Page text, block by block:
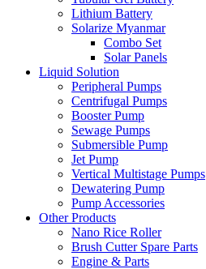
Lithium Battery
Solarize Myanmar
Combo Set
Solar Panels
Liquid Solution
Peripheral Pumps
Centrifugal Pumps
Booster Pump
Sewage Pumps
Submersible Pump
Jet Pump
Vertical Multistage Pumps
Dewatering Pump
Pump Accessories
Other Products
Nano Rice Roller
Brush Cutter Spare Parts
Engine & Parts